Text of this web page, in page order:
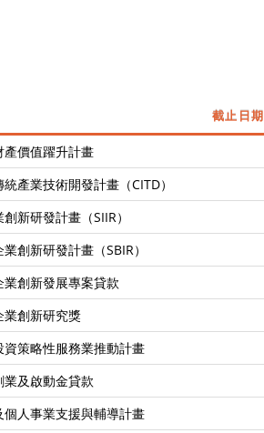
截止日期
產價值躍升計畫
產業技術開發計畫（CITD）
新研發計畫（SIIR）
創新研發計畫（SBIR）
業創新發展專案貸款
業創新研究獎
資策略性服務業推動計畫
業及啟動金貸款
個人事業支援與輔導計畫